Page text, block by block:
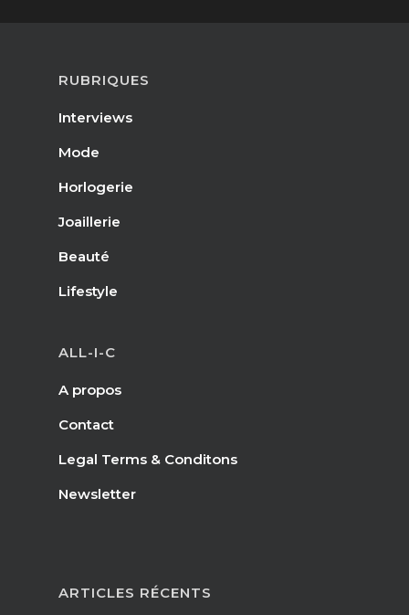
RUBRIQUES
Interviews
Mode
Horlogerie
Joaillerie
Beauté
Lifestyle
ALL-I-C
A propos
Contact
Legal Terms & Conditons
Newsletter
ARTICLES RÉCENTS